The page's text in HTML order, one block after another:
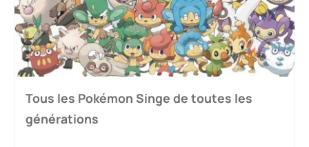
Tous les Pokémon Singe de toutes les
générations